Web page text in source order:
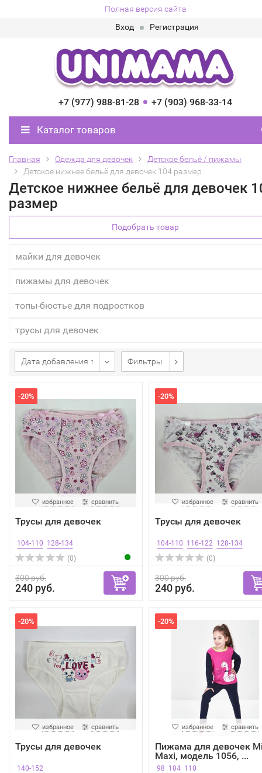
Полная версия сайта
Вход
Регистрация
+7 (977) 988-81-28 +7 (903) 968-33-14
Каталог товаров
Главная Одежда для девочек
Детское бельё / пижамы
Детское нижнее бельё для девочек 104 размер
Детское нижнее бельё для девочек
размер
Подобрать товар
майки для девочек
пижамы для девочек
топы-бюстье для подростков
трусы для девочек
Дата добавления ↑ Фильтры
-20%
избранное сравнить
Трусы для девочек
104-110 128-134
(0)
300 руб.
240 руб.
-20%
избранное сравнить
Трусы для девочек
104-110 116-122 128-134
(0)
300 руб.
240 руб.
-20%
избранное сравнить
Трусы для девочек
140-152
-20%
избранное сравнить
Пижама для девочек
Maxi, модель 1056, ...
98 104 110